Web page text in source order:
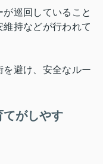
巡回していること
持などが行われて
避け、安全なルー
てがしやす